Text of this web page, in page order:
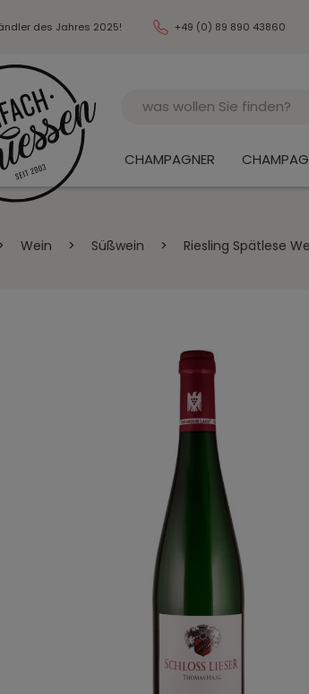
des Jahres 2025! +49 (0) 89 890 43860
CHAMPAGNER
Wein > Süßwein > Riesling Spätlese